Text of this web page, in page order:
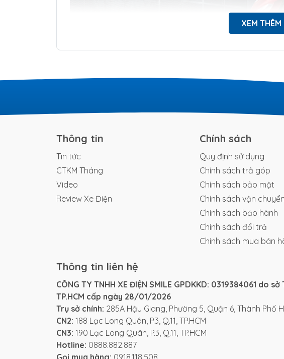
Yadea là một tên tuổi khá quen thuộc trên thị trường xe
giữa xe máy điện và xe xăng truyền thống, Yadea đã
XEM THÊM
Thông tin
Tin tức
CTKM Tháng
Video
Review Xe Điện
Chính sách
Quy định sử dụng
Chính sách trả góp
Chính sách bảo mật
Chính sách vận chuyển
Chính sách bảo hành
Chính sách đổi trả
Chính sách mua bán
Thông tin liên hệ
CÔNG TY TNHH XE ĐIỆN SMILE GPDKKD: 0319384061 do sở
TP.HCM cấp ngày 28/01/2026
Trụ sở chính: 285A Hậu Giang, Phường 5, Quận 6, Thành Phố
CN2: 188 Lạc Long Quân, P.3, Q.11, TP.HCM
CN3: 190 Lạc Long Quân, P.3, Q.11, TP.HCM
Hotline: 0888.882.887